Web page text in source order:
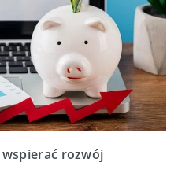
rozwój